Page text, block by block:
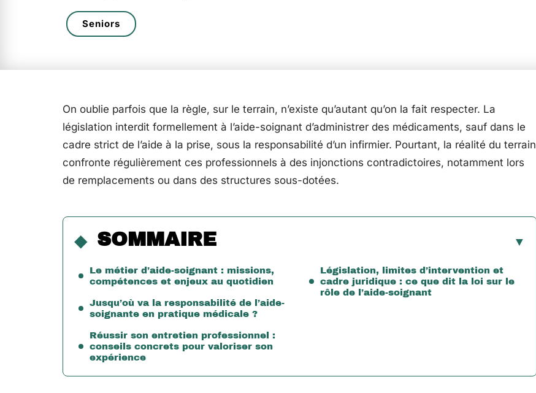
Seniors
On oublie parfois que la règle, sur le terrain, n’existe qu’autant qu’on la fait respecter. La
législation interdit formellement à l’aide-soignant d’administrer des médicaments, sauf dans le
cadre strict de l’aide à la prise, sous la responsabilité d’un infirmier. Pourtant, la réalité du terrain
confronte régulièrement ces professionnels à des injonctions contradictoires, notamment lors
de remplacements ou dans des structures sous-dotées.
SOMMAIRE
Le métier d’aide-soignant : missions,
compétences et enjeux au quotidien
Jusqu’où va la responsabilité de l’aide-
soignante en pratique médicale ?
Réussir son entretien professionnel :
conseils concrets pour valoriser son
expérience
Législation, limites d’intervention et
cadre juridique : ce que dit la loi sur le
rôle de l’aide-soignant